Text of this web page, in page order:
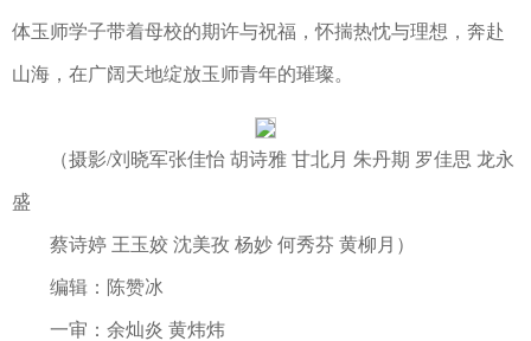
体玉师学子带着母校的期许与祝福，怀揣热忱与理想，奔赴
山海，在广阔天地绽放玉师青年的璀璨。
（摄影/刘晓军张佳怡 胡诗雅 甘北月 朱丹期 罗佳思 龙永
盛
蔡诗婷 王玉姣 沈美孜 杨妙 何秀芬 黄柳月）
编辑：陈赞冰
一审：余灿炎 黄炜炜